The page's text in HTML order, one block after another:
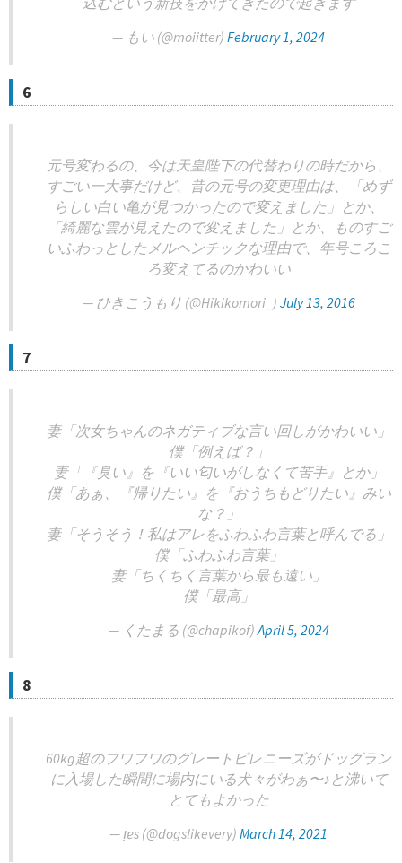
— もい (@moiitter) February 1, 2024
6
元号変わるの、今は天皇陛下の代替わりの時だから、
すごい一大事だけど、昔の元号の変更理由は、「めず
らしい白い亀が見つかったので変えました」とか、
「綺麗な雲が見えたので変えました」とか、ものすご
いふわっとしたメルヘンチックな理由で、年号ころこ
ろ変えてるのかわいい
— ひきこうもり (@Hikikomori_) July 13, 2016
7
妻「次女ちゃんのネガティブな言い回しがかわいい」
僕「例えば？」
妻「『臭い』を『いい匂いがしなくて苦手』とか」
僕「あぁ、『帰りたい』を『おうちもどりたい』みい
な？」
妻「そうそう！私はアレをふわふわ言葉と呼んでる」
僕「ふわふわ言葉」
妻「ちくちく言葉から最も遠い」
僕「最高」
— くたまる (@chapikof)April 5, 2024
8
60kg超のフワフワのグレートピレニーズがドッグラン
に入場した瞬間に場内にいる犬々がわぁ〜♪と沸いて
とてもよかった
— ı̣ɐs (@dogslikevery) March 14, 2021